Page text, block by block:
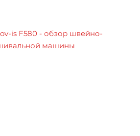
is F580 - обзор швейно-
машины